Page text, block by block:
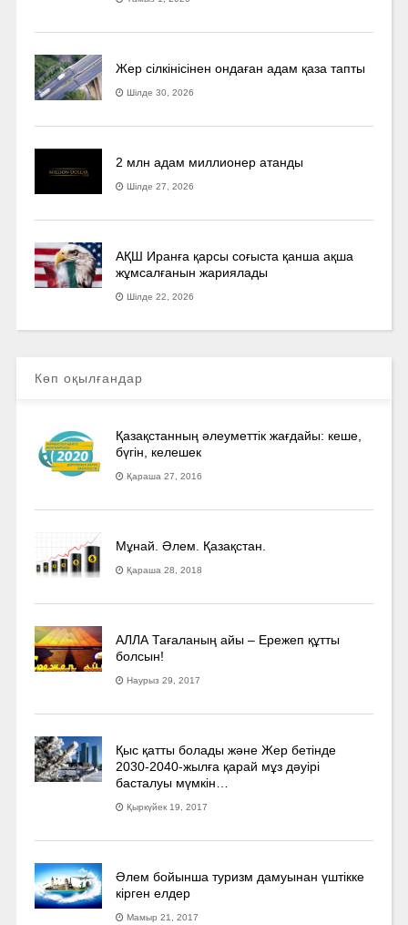
Жер сілкінісінен ондаған адам қаза тапты
Шілде 30, 2026
2 млн адам миллионер атанды
Шілде 27, 2026
АҚШ Иранға қарсы соғыста қанша ақша
жұмсалғанын жариялады
Шілде 22, 2026
Көп оқылғандар
Қазақстанның әлеуметтік жағдайы: кеше,
бүгін, келешек
Қараша 27, 2016
Мұнай. Әлем. Қазақстан.
Қараша 28, 2018
АЛЛА Тағаланың айы – Ережеп құтты
болсын!
Наурыз 29, 2017
Қыс қатты болады және Жер бетінде
2030-2040­-жылға қарай мұз дәуірі
басталуы мүмкін…
Қыркүйек 19, 2017
Әлем бойынша туризм дамуынан үштікке
кірген елдер
Мамыр 21, 2017